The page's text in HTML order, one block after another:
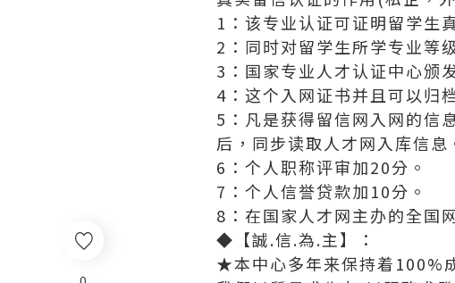
1：该专业认证可证明留学生
2：同时对留学生所学专业等
3：国家专业人才认证中心颁
4：这个入网证书并且可以归
5：凡是获得留信网入网的信
后，同步读取人才网入库信息
6：个人职称评审加20分。
7：个人信誉贷款加10分。
8：在国家人才网主办的全国
◆【誠.信.為.主】：
★本中心多年来保持着100%